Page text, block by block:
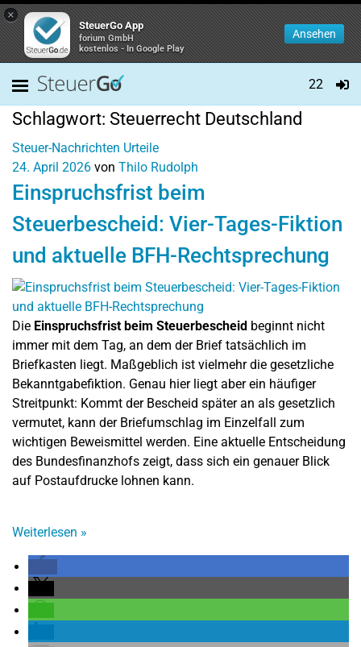
×
SteuerGo App
forium GmbH
kostenlos - In Google Play
Ansehen
22
Schlagwort: Steuerrecht Deutschland
Steuer-Nachrichten Urteile
24. April 2026 von Thilo Rudolph
Einspruchsfrist beim
Steuerbescheid: Vier-Tages-Fiktion
und aktuelle BFH-Rechtsprechung
Die Einspruchsfrist beim Steuerbescheid beginnt nicht
immer mit dem Tag, an dem der Brief tatsächlich im
Briefkasten liegt. Maßgeblich ist vielmehr die gesetzliche
Bekanntgabefiktion. Genau hier liegt aber ein häufiger
Streitpunkt: Kommt der Bescheid später an als gesetzlich
vermutet, kann der Briefumschlag im Einzelfall zum
wichtigen Beweismittel werden. Eine aktuelle Entscheidung
des Bundesfinanzhofs zeigt, dass sich ein genauer Blick
auf Postaufdrucke lohnen kann.
Weiterlesen »